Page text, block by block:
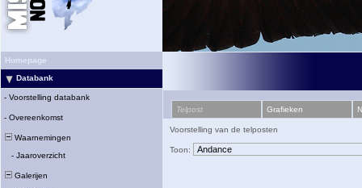
Homepage
Databank
- Voorstelling databank
- Overeenkomst
Waarnemingen
- Jaaroverzicht
Galerijen
Telpost Grafieken
Voorstelling van de telposten
Toon: